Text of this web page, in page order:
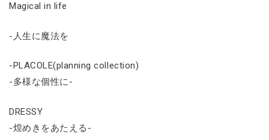
Magical in life
-人生に魔法を
-PLACOLE(planning collection)
-多様な個性に-
DRESSY
-煌めきをあたえる-